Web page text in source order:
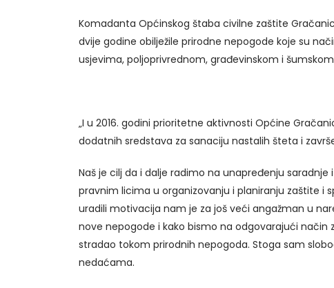
Komadanta Općinskog štaba civilne zaštite
dvije godine obilježile prirodne nepogode koje su
usjevima, poljoprivrednom, građevinskom i
„I u 2016. godini prioritetne aktivnosti Općine
dodatnih sredstava za sanaciju nastalih šteta i
Naš je cilj da i dalje radimo na unapređenju
pravnim licima u organizovanju i planiranju zaštite i
uradili motivacija nam je za još veći angažman u
nove nepogode i kako bismo na odgovarajući način
stradao tokom prirodnih nepogoda. Stoga sam
nedaćama.